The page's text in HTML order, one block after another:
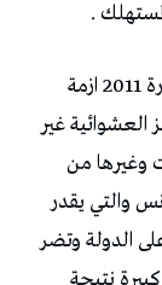
.
تجدر الاشارة الى ان قطاع المخابز يعيش منذ الثورة 2011 ازمة
العشوائية غير
وغيرها من
والتي يقدر
على الدولة وتضر